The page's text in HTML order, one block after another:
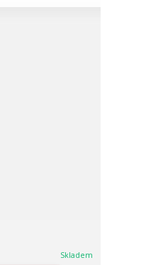
Skladem